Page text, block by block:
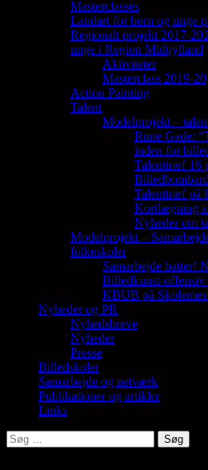
Masterclasses
Landart for børn og unge
Regionalt projekt 2017-
unge i Region Midtjylland
Aktiviteter
Masterclass 2019-20
Action Painting
Talent
Modelprojekt –
Rune Gade:
inden for
Talenttræf 16
Talenttræf på
Kortlægning
Nyheder om
Modelprojekt –
folkeskoler
Samarbejde batter!
Billedkunst-offensiv
KBUB på
Nyheder og PR
Nyhedsbreve
Nyheder
Presse
Billedskoler
Samarbejde og netværk
Publikationer og artikler
Links
Søg
efter: